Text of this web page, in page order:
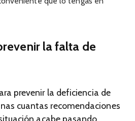
la falta de
prevenir la deficiencia de
cuantas recomendaciones
acabe pasando